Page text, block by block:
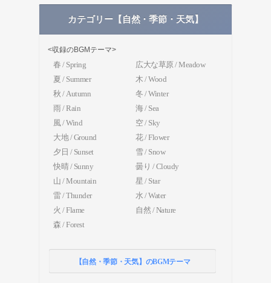
カテゴリー【自然・季節・天気】
<収録のBGMテーマ>
春 / Spring
広大な草原 / Meadow
夏 / Summer
木 / Wood
秋 / Autumn
冬 / Winter
雨 / Rain
海 / Sea
風 / Wind
空 / Sky
大地 / Ground
花 / Flower
夕日 / Sunset
雪 / Snow
快晴 / Sunny
曇り / Cloudy
山 / Mountain
星 / Star
雷 / Thunder
水 / Water
火 / Flame
自然 / Nature
森 / Forest
【自然・季節・天気】のBGMテーマ